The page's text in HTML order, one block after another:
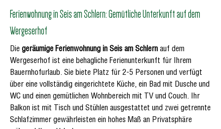
Ferienwohnung in Seis am Schlern: Gemütliche Unterkunft auf dem
Wergeserhof
Die geräumige Ferienwohnung in Seis am Schlern auf dem
Wergeserhof ist eine behagliche Ferienunterkunft für Ihrem
Bauernhofurlaub. Sie biete Platz für 2-5 Personen und verfügt
über eine vollständig eingerichtete Küche, ein Bad mit Dusche und
WC und einen gemütlichen Wohnbereich mit TV und Couch. Ihr
Balkon ist mit Tisch und Stühlen ausgestattet und zwei getrennte
Schlafzimmer gewährleisten ein hohes Maß an Privatsphäre